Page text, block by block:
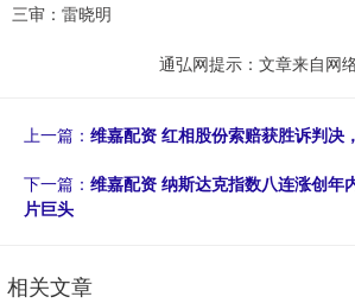
三审：雷晓明
通弘网提示：文章来自网
上一篇： 维嘉配资 红相股份索赔获胜诉判决
下一篇： 维嘉配资 纳斯达克指数八连涨创年
片巨头
相关文章